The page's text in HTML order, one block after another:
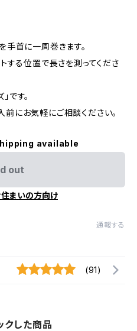
手首に一周巻きます。
トする位置で長さを測ってくださ
です。
にお気軽にご相談ください。
available
out
まいの方向け
通報する
(91)
クした商品